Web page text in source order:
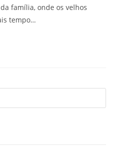
família, onde os velhos
tempo…